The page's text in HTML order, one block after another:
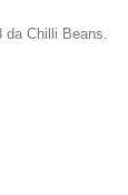
da Chilli Beans.